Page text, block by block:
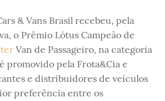
& Vans Brasil recebeu, pela
o Prêmio Lótus Campeão de
Van de Passageiro, na categoria
promovido pela Frota&Cia e
e distribuidores de veículos
preferência entre os